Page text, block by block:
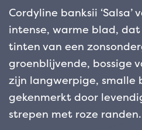
Cordyline banksii ‘Salsa’
intense, warme blad,
tinten van een
groenblijvende, bossige
zijn langwerpige, smalle
gekenmerkt door
strepen met roze